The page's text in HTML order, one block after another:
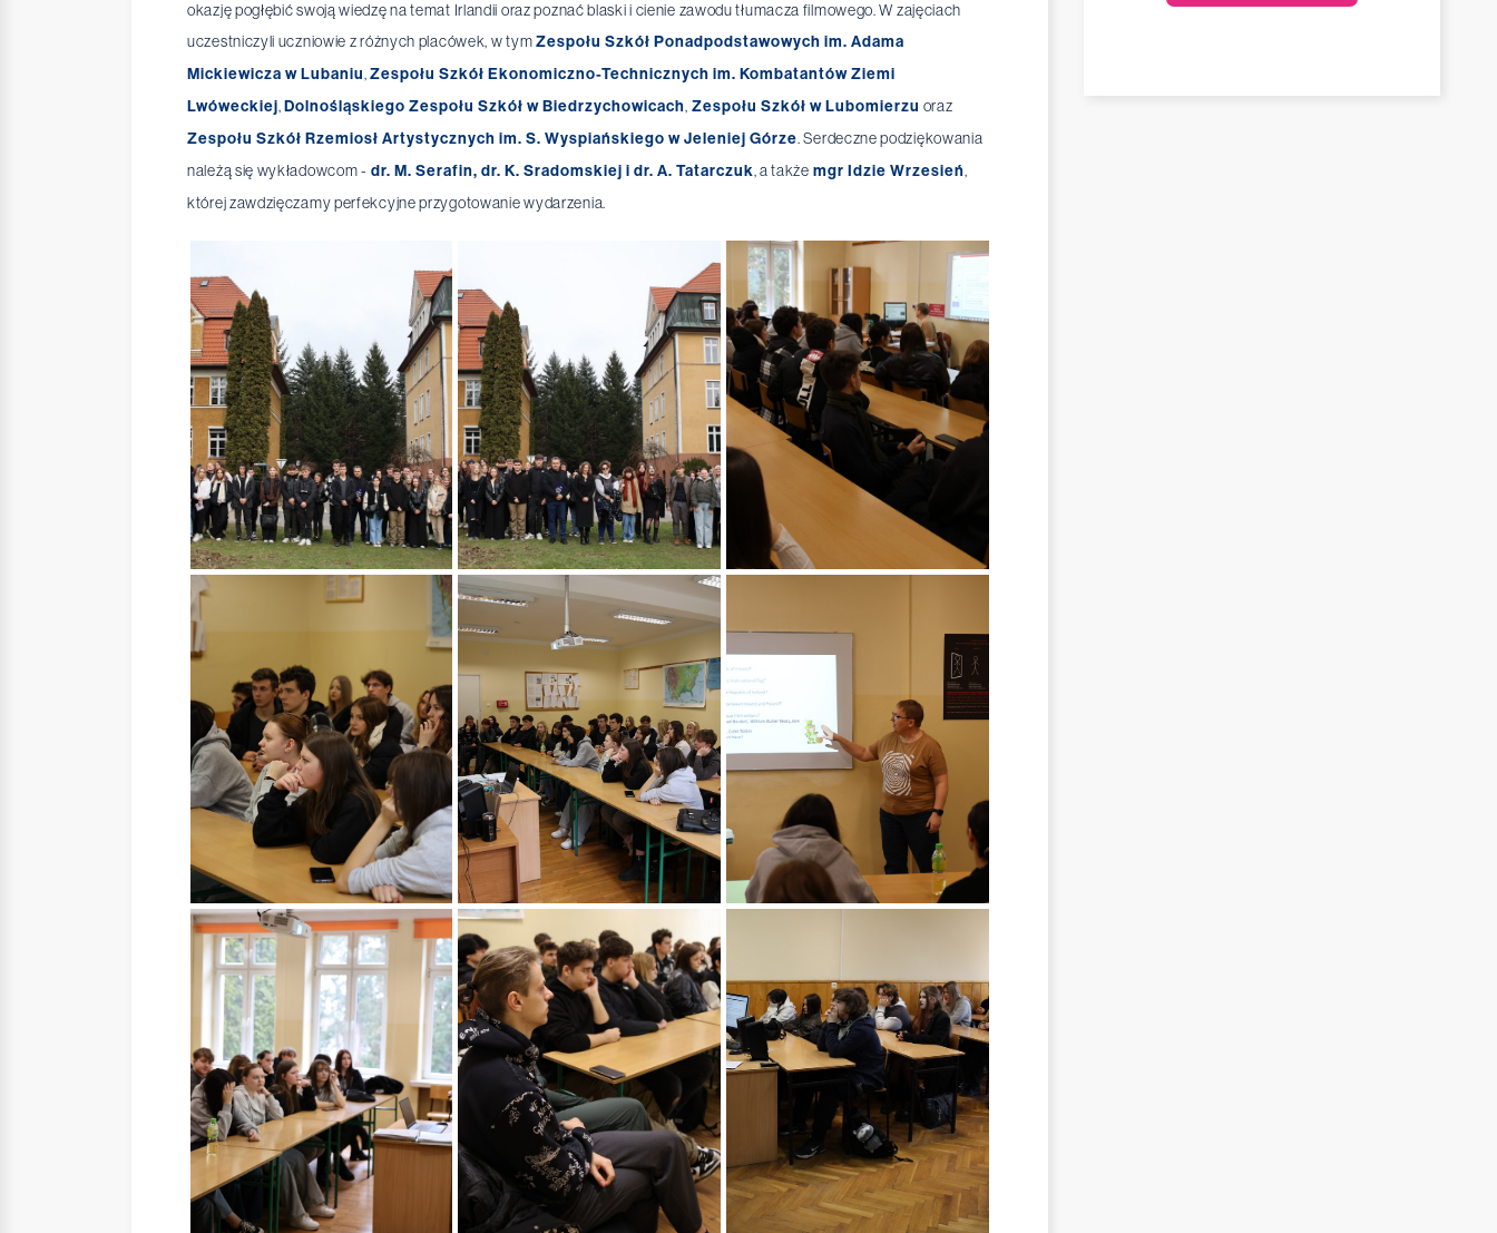
okazję pogłębić swoją wiedzę na temat Irlandii oraz poznać blaski i cienie zawodu tłumacza filmowego. W zajęciach
uczestniczyli uczniowie z różnych placówek, w tymZespołu Szkół Ponadpodstawowych im. Adama
Mickiewicza w Lubaniu,Zespołu Szkół Ekonomiczno-Technicznych im. Kombatantów Ziemi
Lwóweckiej,Dolnośląskiego Zespołu Szkół w Biedrzychowicach, Zespołu Szkół w Lubomierzu oraz
Zespołu Szkół Rzemiosł Artystycznych im. S. Wyspiańskiego w Jeleniej Górze. Serdeczne podziękowania
należą się wykładowcom - dr. M. Serafin, dr. K. Sradomskiej i dr. A. Tatarczuk, a także mgr Idzie Wrzesień,
której zawdzięczamy perfekcyjne przygotowanie wydarzenia.